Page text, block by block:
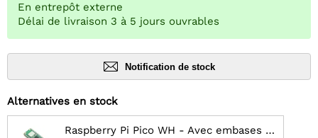
En entrepôt externe
Délai de livraison 3 à 5 jours ouvrables
Notification de stock
Alternatives en stock
Raspberry Pi Pico WH - Avec embases soudées